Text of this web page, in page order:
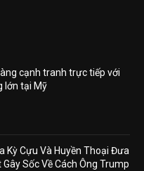
cạnh tranh trực tiếp với
lớn tại Mỹ
Kỳ Cựu Và Huyền Thoại Đưa
Gây Sốc Về Cách Ông Trump